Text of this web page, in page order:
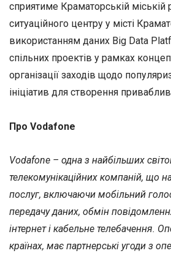
сприятиме Краматорській міській
ситуаційного центру у місті
використанням даних Big Data
спільних проектів у рамках
організації заходів щодо
ініціатив для створення
Про Vodafone
Vodafone – одна з найбільших
телекомунікаційних компаній, що
послуг, включаючи мобільний
передачу даних, обмін
інтернет і кабельне телебачення.
країнах, має партнерські угоди з